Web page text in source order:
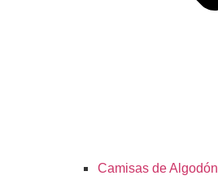
Camisas de Algodón